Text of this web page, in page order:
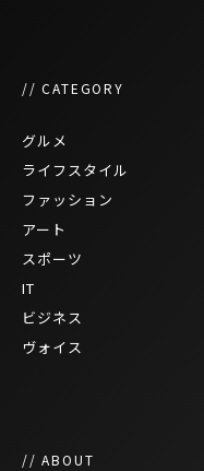
// CATEGORY
グルメ
ライフスタイル
ファッション
アート
スポーツ
IT
ビジネス
ヴォイス
// ABOUT